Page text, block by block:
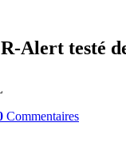
Alert testé
Commentaires